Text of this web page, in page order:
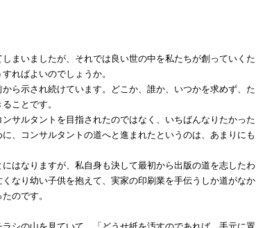
まいましたが、それでは良い世の中を私たちが創っていくた
ればよいのでしょうか。
ら示され続けています。どこか、誰か、いつかを求めず、た
ことです。
サルタントを目指されたのではなく、いちばんなりたかった
、コンサルタントの道へと進まれたというのは、あまりにも
はなりますが、私自身も決して最初から出版の道を志したわ
なり幼い子供を抱えて、実家の印刷業を手伝うしか道がなか
のです。